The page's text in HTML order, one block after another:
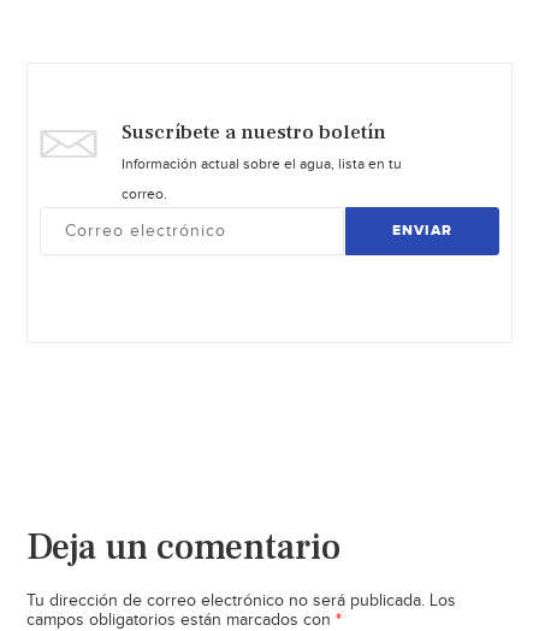
Suscríbete a nuestro boletín
Información actual sobre el agua, lista en tu
correo.
ENVIAR
Deja un comentario
Tu dirección de correo electrónico no será publicada. Los
campos obligatorios están marcados con *